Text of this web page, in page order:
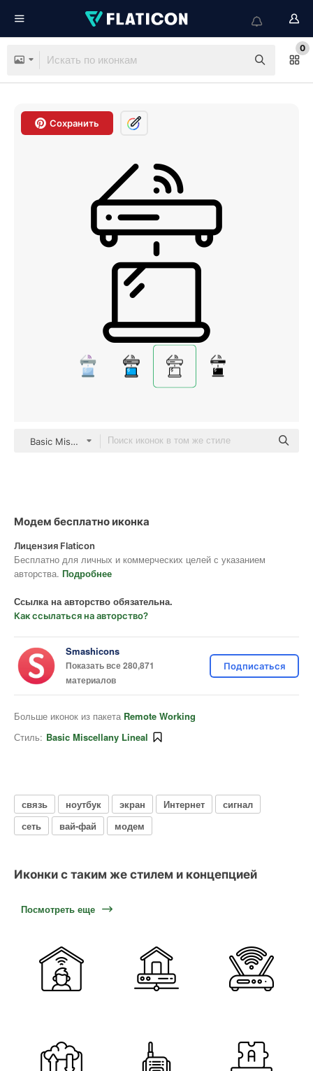
0
Сохранить
Basic Miscellany Lineal
Модем бесплатно иконка
Лицензия Flaticon
Бесплатно для личных и коммерческих целей с указанием
авторства. Подробнее
Ссылка на авторство обязательна.
Как ссылаться на авторство?
Smashicons
Показать все 280,871
материалов
Подписаться
Больше иконок из пакета Remote Working
Стиль: Basic Miscellany Lineal
связь ноутбук экран Интернет
сигнал
сеть
вай-фай модем
Иконки с таким же стилем и концепцией
Посмотреть еще